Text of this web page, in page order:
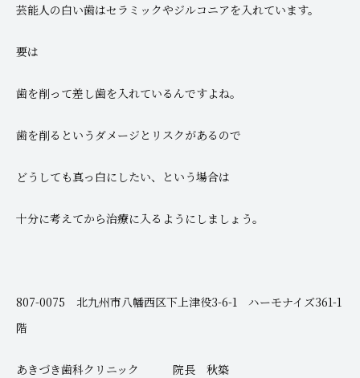
芸能人の白い歯はセラミックやジルコニアを入れています。
要は
歯を削って差し歯を入れているんですよね。
歯を削るというダメージとリスクがあるので
どうしても真っ白にしたい、という場合は
十分に考えてから治療に入るようにしましょう。
807-0075 北九州市八幡西区下上津役3-6-1 ハーモナイズ361-1
階
あきづき歯科クリニック 院長 秋築